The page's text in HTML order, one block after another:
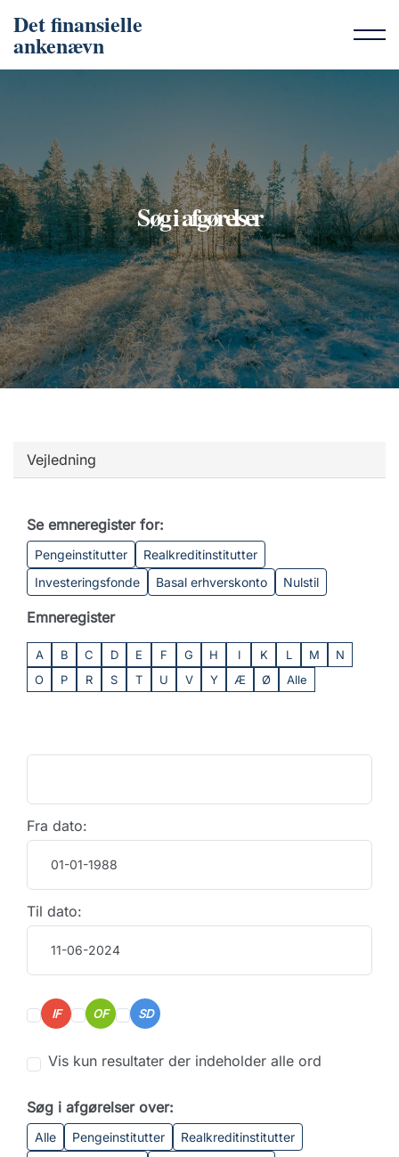
Det finansielle
ankenævn
Søg i afgørelser
Vejledning
Se emneregister for:
Pengeinstitutter
Realkreditinstitutter
Investeringsfonde
Basal erhverskonto Nulstil
Emneregister
A B C D E F G H I K L M
N
O
P R S T U V Y Æ Ø Alle
Fra dato:
Til dato:
IF OF SD
Vis kun resultater der indeholder alle ord
Søg i afgørelser over:
Alle Pengeinstitutter
Realkreditinstitutter